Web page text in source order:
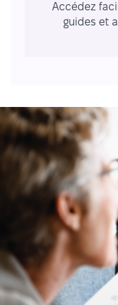
Accédez
guides et